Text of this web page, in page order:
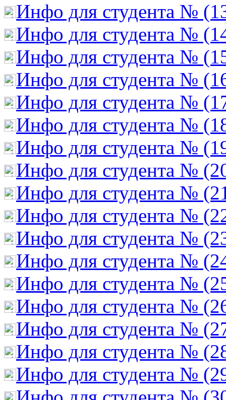
Инфо для студента №
Инфо для студента №
Инфо для студента №
Инфо для студента №
Инфо для студента №
Инфо для студента №
Инфо для студента №
Инфо для студента №
Инфо для студента №
Инфо для студента №
Инфо для студента №
Инфо для студента №
Инфо для студента №
Инфо для студента №
Инфо для студента №
Инфо для студента №
Инфо для студента №